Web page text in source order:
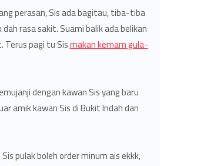
perasan, Sis ada bagitau, tiba-tiba
rasa sakit. Suami balik ada belikan
Terus pagi tu Sismakan kemam gula-
dengan kawan Sis yang baru
amik kawan Sis di Bukit Indah dan
pulak boleh order minum ais ekkk,